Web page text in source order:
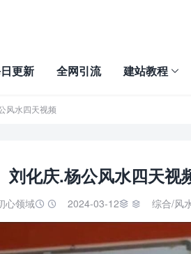
更新 全网引流 建站教程
风水四天视频
刘化庆.杨公风水四天视
心领域  2024-03-12  综合/风